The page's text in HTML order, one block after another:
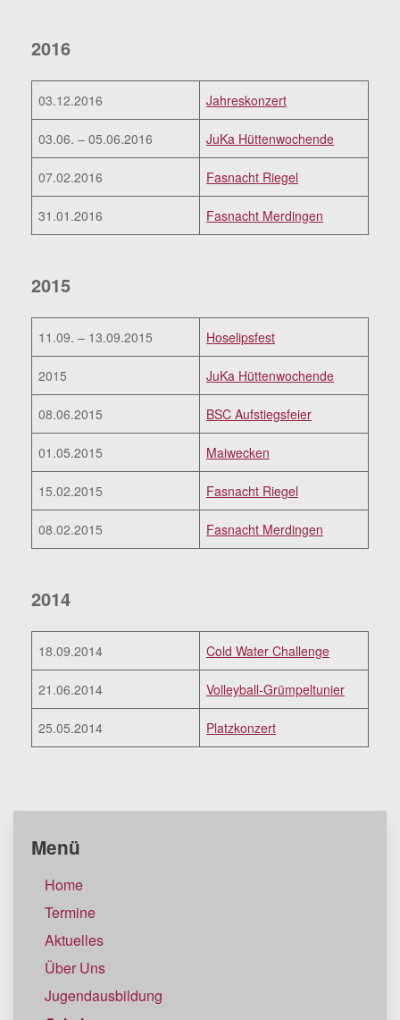
2016
03.12.2016 Jahreskonzert
03.06. – 05.06.2016 JuKa Hüttenwochende
07.02.2016 Fasnacht Riegel
31.01.2016 Fasnacht Merdingen
2015
11.09. – 13.09.2015 Hoselipsfest
2015 JuKa Hüttenwochende
08.06.2015 BSC Aufstiegsfeier
01.05.2015 Maiwecken
15.02.2015 Fasnacht Riegel
08.02.2015 Fasnacht Merdingen
2014
18.09.2014 Cold Water Challenge
21.06.2014 Volleyball-Grümpeltunier
25.05.2014 Platzkonzert
Menü
Home
Termine
Aktuelles
Über Uns
Jugendausbildung